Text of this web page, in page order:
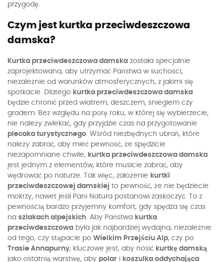
przygodę.
Czym jest kurtka przeciwdeszczowa
damska?
Kurtka przeciwdeszczowa damska została specjalnie
zaprojektowana, aby utrzymać Państwa w suchości,
niezależnie od warunków atmosferycznych, z jakimi się
spotkacie. Dlatego kurtka przeciwdeszczowa damska
będzie chronić przed wiatrem, deszczem, śniegiem czy
gradem. Bez względu na porę roku, w której się wybierzecie,
nie należy zwlekać, gdy przyjdzie czas na przygotowanie
plecaka turystycznego. Wśród niezbędnych ubrań, które
należy zabrać, aby mieć pewność, że spędzicie
niezapomniane chwile, kurtka przeciwdeszczowa damska
jest jednym z elementów, które musicie zabrać, aby
wędrować po naturze. Tak więc, założenie kurtki
przeciwdeszczowej damskiej to pewność, że nie będziecie
mokrzy, nawet jeśli Pani Natura postanowi zaskoczyć. To z
pewnością bardzo przyjemny komfort, gdy spędza się czas
na szlakach alpejskich. Aby Państwa kurtka
przeciwdeszczowa była jak najbardziej wydajna, niezależnie
od tego, czy stąpacie po Wielkim Przejściu Alp, czy po
Trasie Annapurny, kluczowe jest, aby nosić kurtkę damską
jako ostatnią warstwę, aby polar i koszulka oddychająca